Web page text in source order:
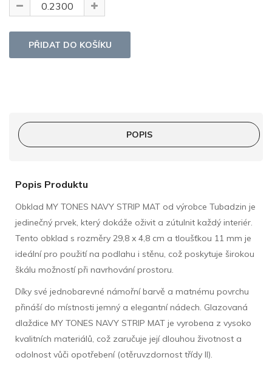
POPIS
Popis Produktu
Obklad MY TONES NAVY STRIP MAT od výrobce Tubadzin je
jedinečný prvek, který dokáže oživit a zútulnit každý interiér.
Tento obklad s rozměry 29,8 x 4,8 cm a tloušťkou 11 mm je
ideální pro použití na podlahu i stěnu, což poskytuje širokou
škálu možností při navrhování prostoru.
Díky své jednobarevné námořní barvě a matnému povrchu
přináší do místnosti jemný a elegantní nádech. Glazovaná
dlaždice MY TONES NAVY STRIP MAT je vyrobena z vysoko
kvalitních materiálů, což zaručuje její dlouhou životnost a
odolnost vůči opotřebení (otěruvzdornost třídy II).